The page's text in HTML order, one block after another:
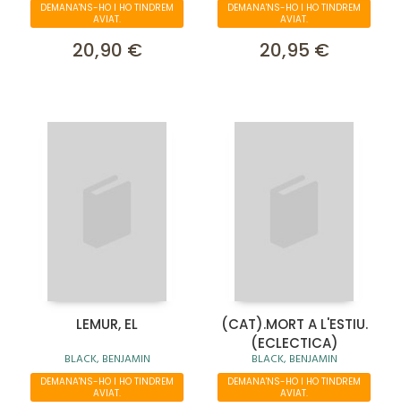
DEMANA'NS-HO I HO TINDREM
AVIAT.
20,90 €
DEMANA'NS-HO I HO TINDREM
AVIAT.
20,95 €
LEMUR, EL
BLACK, BENJAMIN
DEMANA'NS-HO I HO TINDREM
AVIAT.
(CAT).MORT A L'ESTIU.
(ECLECTICA)
BLACK, BENJAMIN
DEMANA'NS-HO I HO TINDREM
AVIAT.